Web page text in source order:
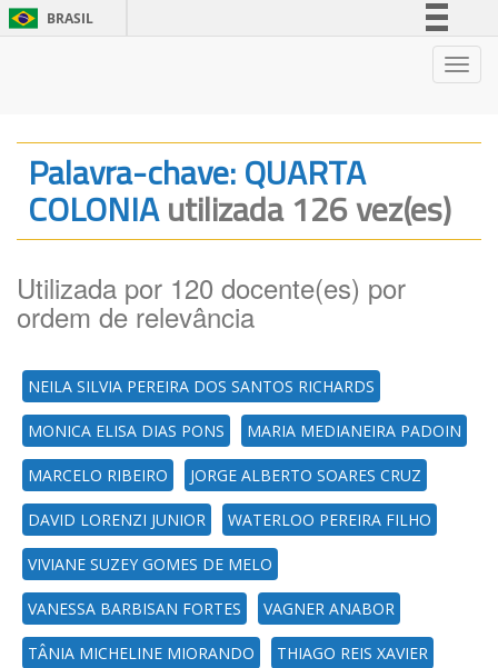
BRASIL
Legislação
Canais
Palavra-chave: QUARTA
COLONIAutilizada 126 vez(es)
Utilizada por 120 docente(es) por
ordem de relevância
NEILA SILVIA PEREIRA DOS SANTOS RICHARDS
MONICA ELISA DIAS PONS MARIA MEDIANEIRA PADOIN
MARCELO RIBEIRO JORGE ALBERTO SOARES CRUZ
DAVID LORENZI JUNIOR WATERLOO PEREIRA FILHO
VIVIANE SUZEY GOMES DE MELO
VANESSA BARBISAN FORTES VAGNER ANABOR
TÂNIA MICHELINE MIORANDO THIAGO REIS XAVIER